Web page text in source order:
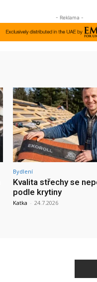
- Reklama -
Bydlení
Kvalita střechy se
podle krytiny
Katka - 24.7.2026